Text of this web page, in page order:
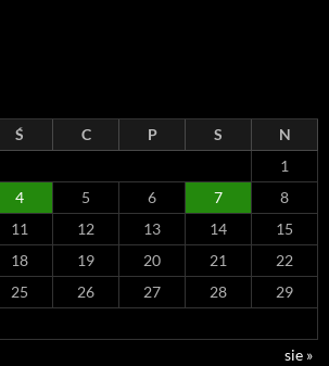
Ś C P S
N
1
4 5 6 7
8
11 12 13 14
15
18 19 20 21
22
25 26 27 28
29
sie »